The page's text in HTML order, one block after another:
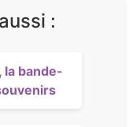
:
la bande-